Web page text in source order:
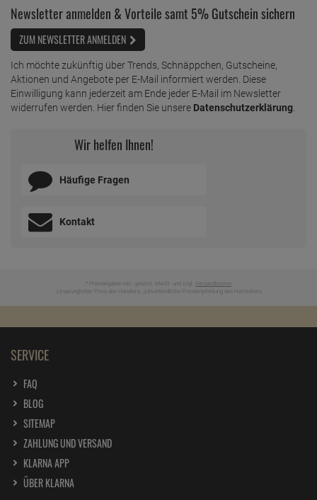
Newsletter anmelden & Vorteile samt 5% Gutschein sichern
ZUM NEWSLETTER ANMELDEN
Ich möchte zukünftig über Trends, Schnäppchen, Gutscheine,
Aktionen und Angebote per E-Mail informiert werden. Diese
Einwilligung kann jederzeit am Ende jeder E-Mail im Newsletter
widerrufen werden. Hier finden Sie unsere Datenschutzerklärung
Wir helfen Ihnen!
Häufige Fragen
Kontakt
* Preisangaben inkl. gesetzl. MwSt. und zzgl. Versandkosten
Ursprünglicher Preis des Händlers, Unverbindliche Preisempfehlung des Herstellers
SERVICE
FAQ
BLOG
SITEMAP
ZAHLUNG UND VERSAND
KLARNA APP
ÜBER KLARNA